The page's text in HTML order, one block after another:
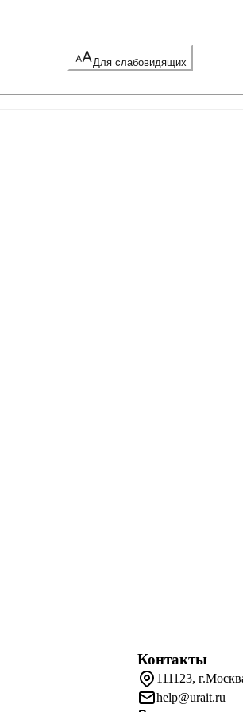
Для слабовидящих
Контакты
111123,
help@urait.ru